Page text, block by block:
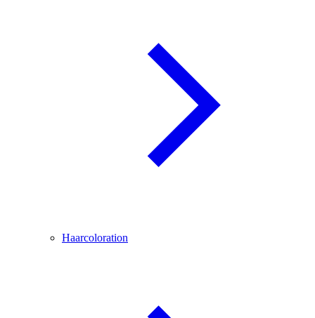
Haarcoloration